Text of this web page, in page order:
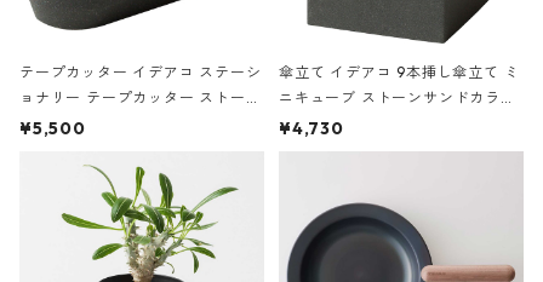
テープカッター イデアコ ステーシ
ョナリー テープカッター ストーン
サンドカラー 石調 ideaco Station
¥5,500
傘立て イデアコ 9本挿し傘立て ミ
ニキューブ ストーンサンドカラー
石調 ideaco Umbrella Stand CUB
E ストーンサンドブラック
¥4,730